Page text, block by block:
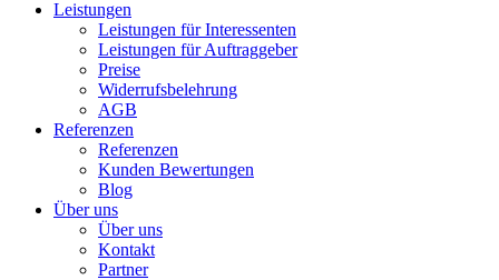
Leistungen
Leistungen für Interessenten
Leistungen für Auftraggeber
Preise
Widerrufsbelehrung
AGB
Referenzen
Referenzen
Kunden Bewertungen
Blog
Über uns
Über uns
Kontakt
Partner